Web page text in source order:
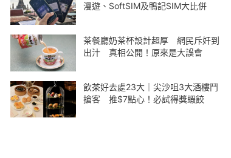
漫遊、SoftSIM及鴨記SIM大比併
茶餐廳奶茶杯設計超厚 網民斥奸到
出汁 真相公開！原來是大誤會
飲茶好去處23大｜尖沙咀3大酒樓鬥
搶客 推$7點心！必試得獎蝦餃